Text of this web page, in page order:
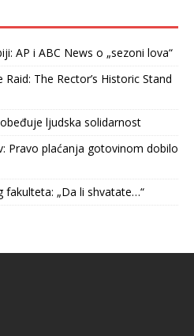
AP i ABC News o „sezoni lova“
The Rector’s Historic Stand
ljudska solidarnost
Pravo plaćanja gotovinom dobilo
fakulteta: „Da li shvatate…“